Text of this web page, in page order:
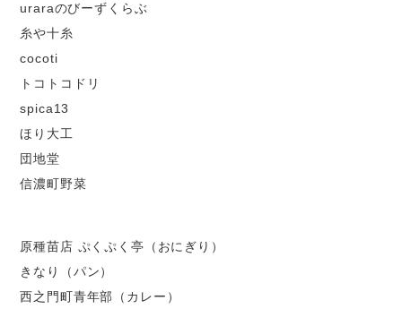
uraraのびーずくらぶ
糸や十糸
cocoti
トコトコドリ
spica13
ほり大工
団地堂
信濃町野菜
原種苗店 ぷくぷく亭（おにぎり）
きなり（パン）
西之門町青年部（カレー）